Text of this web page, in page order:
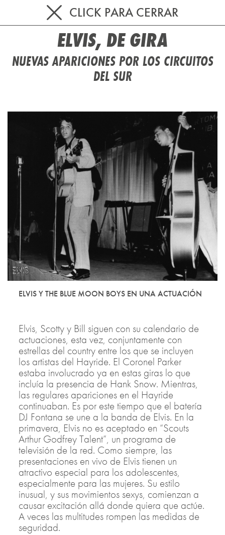
CLICK PARA CERRAR
ELVIS, DE GIRA
NUEVAS APARICIONES POR LOS CIRCUITOS
DEL SUR
ELVIS Y THE BLUE MOON BOYS EN UNA ACTUACIÓN
Elvis, Scotty y Bill siguen con su calendario de
actuaciones, esta vez, conjuntamente con
estrellas del country entre los que se incluyen
los artistas del Hayride. El Coronel Parker
estaba involucrado ya en estas giras lo que
incluía la presencia de Hank Snow. Mientras,
las regulares apariciones en el Hayride
continuaban. Es por este tiempo que el batería
DJ Fontana se une a la banda de Elvis. En la
primavera, Elvis no es aceptado en “Scouts
Arthur Godfrey Talent”, un programa de
televisión de la red. Como siempre, las
presentaciones en vivo de Elvis tienen un
atractivo especial para los adolescentes,
especialmente para las mujeres. Su estilo
inusual, y sus movimientos sexys, comienzan a
causar excitación allá donde quiera que actúe.
A veces las multitudes rompen las medidas de
seguridad.